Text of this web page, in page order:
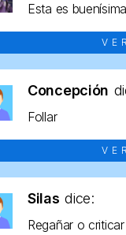
Esta es
Concepción
Follar
Silas dice:
Regañar o